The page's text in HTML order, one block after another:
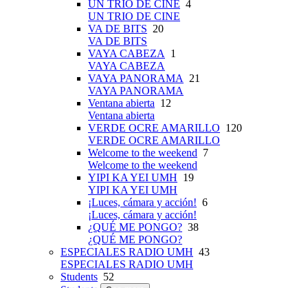
UN TRIO DE CINE 4
UN TRIO DE CINE
VA DE BITS 20
VA DE BITS
VAYA CABEZA
1
VAYA CABEZA
VAYA PANORAMA
21
VAYA PANORAMA
Ventana abierta 12
Ventana abierta
VERDE OCRE AMARILLO 120
VERDE OCRE AMARILLO
Welcome to the weekend 7
Welcome to the weekend
YIPI KA YEI UMH 19
YIPI KA YEI UMH
¡Luces, cámara y acción! 6
¡Luces, cámara y acción!
¿QUÉ ME PONGO? 38
¿QUÉ ME PONGO?
ESPECIALES RADIO UMH 43
ESPECIALES RADIO UMH
Students 52